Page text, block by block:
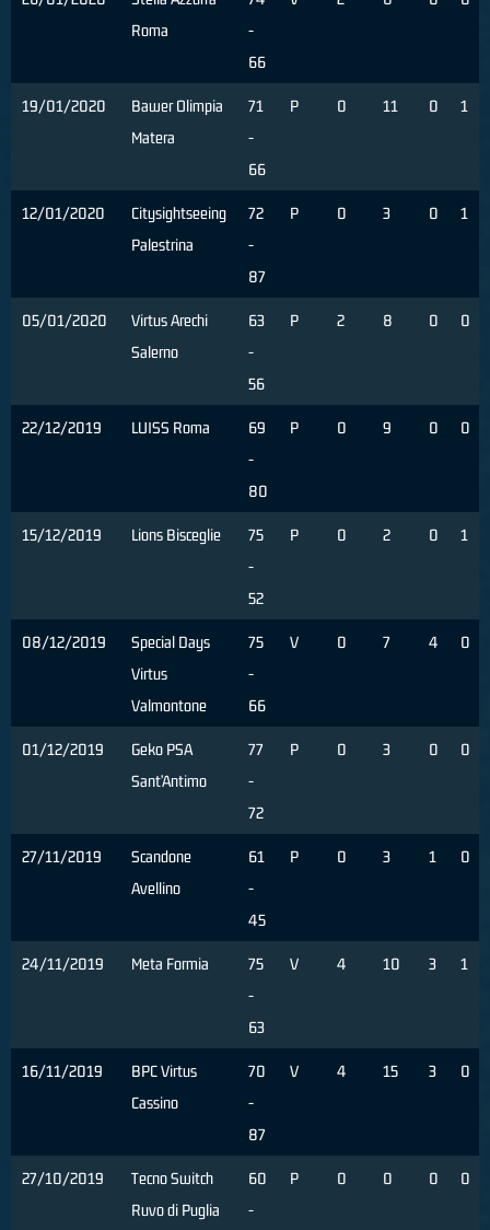
Roma
-
66
19/01/2020
Bawer Olimpia
Matera
71
-
66
P 0 11 0 1
12/01/2020
Citysightseeing
Palestrina
72
-
87
P 0 3 0 1
05/01/2020
Virtus Arechi
Salerno
63
-
56
P 2 8 0 0
22/12/2019 LUISS Roma
69
-
80
P 0 9 0 0
15/12/2019 Lions Bisceglie
75
-
52
P 0 2 0 1
08/12/2019
Special Days
Virtus
Valmontone
75
-
66
V 0 7 4 0
01/12/2019
Geko PSA
Sant’Antimo
77
-
72
P 0 3 0 0
27/11/2019
Scandone
Avellino
61
-
45
P 0 3 1 0
24/11/2019 Meta Formia
75
-
63
V 4 10 3 1
16/11/2019
BPC Virtus
Cassino
70
-
87
V 4 15 3 0
27/10/2019
Tecno Switch
Ruvo di Puglia
60
-
P 0 0 0 0